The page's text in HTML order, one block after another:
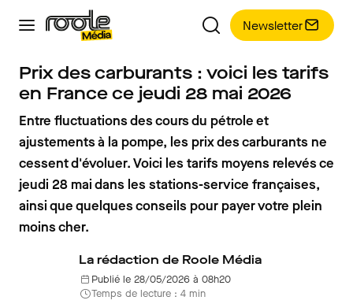
Newsletter
Prix des carburants : voici les tarifs
en France ce jeudi 28 mai 2026
Entre fluctuations des cours du pétrole et
ajustements à la pompe, les prix des carburants ne
cessent d'évoluer. Voici les tarifs moyens relevés ce
jeudi 28 mai dans les stations-service françaises,
ainsi que quelques conseils pour payer votre plein
moins cher.
La rédaction de Roole Média
Publié le 28/05/2026 à 08h20
Temps de lecture : 4 min